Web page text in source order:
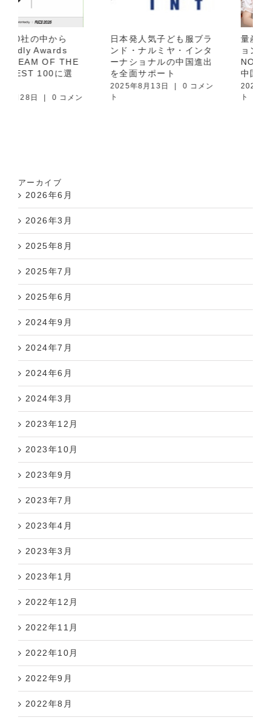
日本発人気子ども服ブラ
ンド・ナルミヤ・インタ
ーナショナルの中国進出
を全面サポート
0 コメン
ト
量産型・地雷系ファッシ
ョンを幅広く取り扱う
NOEMIE（ノエミー）の
中国進出を全面サポート
2025年7月11日
0 コメン
2026年6月